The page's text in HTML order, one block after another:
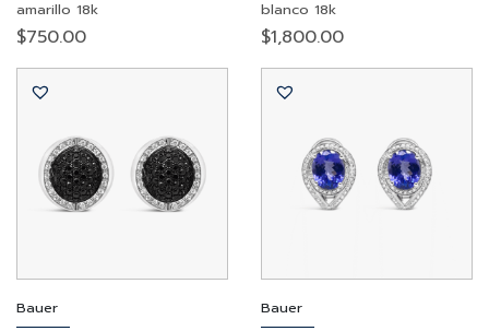
amarillo 18k
$750.00
blanco 18k
$1,800.00
Bauer Bauer